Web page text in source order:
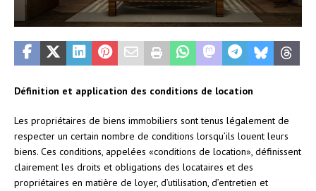
Définition et application des conditions de location
Les propriétaires de biens immobiliers sont tenus légalement de
respecter un certain nombre de conditions lorsqu’ils louent leurs
biens. Ces conditions, appelées «conditions de location», définissent
clairement les droits et obligations des locataires et des
propriétaires en matière de loyer, d’utilisation, d’entretien et